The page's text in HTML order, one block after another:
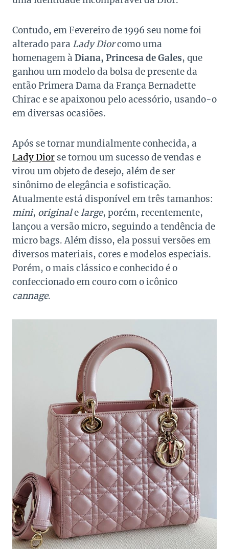
Contudo, em Fevereiro de 1996 seu nome foi
alterado para Lady Diorcomo uma
homenagem à Diana, Princesa de Gales, que
ganhou um modelo da bolsa de presente da
então Primera Dama da França Bernadette
Chirac e se apaixonou pelo acessório, usando-o
em diversas ocasiões.
Após se tornar mundialmente conhecida, a
Lady Dior se tornou um sucesso de vendas e
virou um objeto de desejo, além de ser
sinônimo de elegância e sofisticação.
Atualmente está disponível em três tamanhos:
mini, originalelarge, porém, recentemente,
lançou a versão micro, seguindo a tendência de
micro bags. Além disso, ela possui versões em
diversos materiais, cores e modelos especiais.
Porém, o mais clássico e conhecido é o
confeccionado em couro com o icônico
cannage.